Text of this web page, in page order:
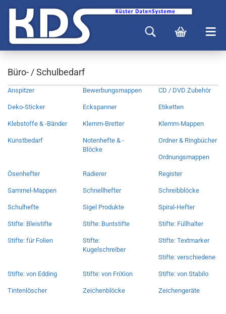
Büro- / Schulbedarf
Anspitzer Bewerbungsmappen CD / DVD Zubehör
Deko-Sticker Eckspanner Etiketten
Klebstoffe & -Bänder Klemm-Bretter Klemm-Mappen
Kunstbedarf
Notenhefte & -
Blöcke
Ordner & Ringbücher
Ordnungsmappen
Ösenhefter Radierer Register
Sammel-Mappen Schnellhefter Schreibblöcke
Schulhefte Sigel Produkte Spiral-Hefter
Stifte: Bleistifte Stifte: Buntstifte Stifte: Füllhalter
Stifte: für Folien
Stifte:
Kugelschreiber
Stifte: Textmarker
Stifte: verschiedene
Stifte: von Edding Stifte: von FriXion Stifte: von Stabilo
Tintenlöscher Zeichenblöcke Zeichengeräte